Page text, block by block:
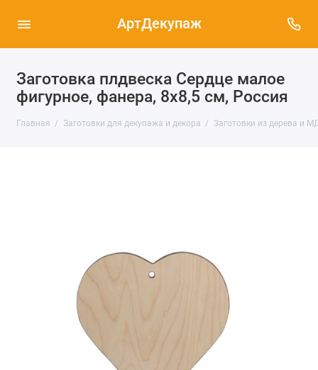
АртДекупаж
Заготовка плдвеска Сердце малое
фигурное, фанера, 8х8,5 см, Россия
Главная Заготовки для декупажа и декора Заготовки из дерева и